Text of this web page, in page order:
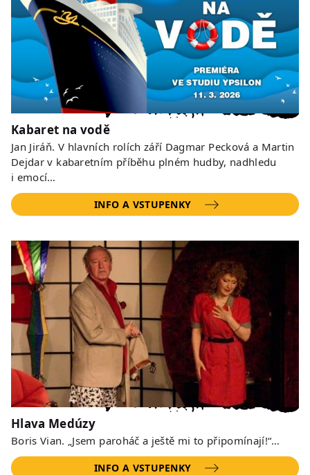
Kabaret na vodě
Jan Jiráň. V hlavních rolích září Dagmar Pecková a Martin
Dejdar v kabaretním příběhu plném hudby, nadhledu
i emocí…
INFO A VSTUPENKY
Hlava Medúzy
Boris Vian. „Jsem paroháč a ještě mi to připomínají!“…
INFO A VSTUPENKY